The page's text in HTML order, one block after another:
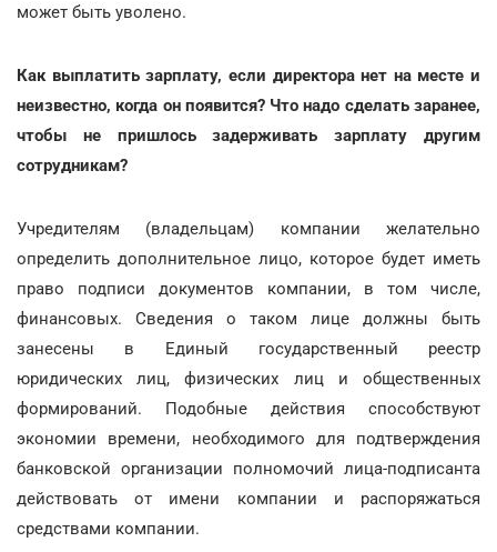
может быть уволено.
Как выплатить зарплату, если директора нет на месте и
неизвестно, когда он появится? Что надо сделать заранее,
чтобы не пришлось задерживать зарплату другим
сотрудникам?
Учредителям (владельцам) компании желательно
определить дополнительное лицо, которое будет иметь
право подписи документов компании, в том числе,
финансовых. Сведения о таком лице должны быть
занесены в Единый государственный реестр
юридических лиц, физических лиц и общественных
формирований. Подобные действия способствуют
экономии времени, необходимого для подтверждения
банковской организации полномочий лица-подписанта
действовать от имени компании и распоряжаться
средствами компании.